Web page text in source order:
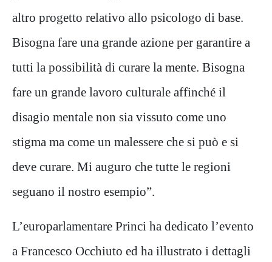
altro progetto relativo allo psicologo di base.
Bisogna fare una grande azione per garantire a
tutti la possibilità di curare la mente. Bisogna
fare un grande lavoro culturale affinché il
disagio mentale non sia vissuto come uno
stigma ma come un malessere che si può e si
deve curare. Mi auguro che tutte le regioni
seguano il nostro esempio”.
L’europarlamentare Princi ha dedicato l’evento
a Francesco Occhiuto ed ha illustrato i dettagli